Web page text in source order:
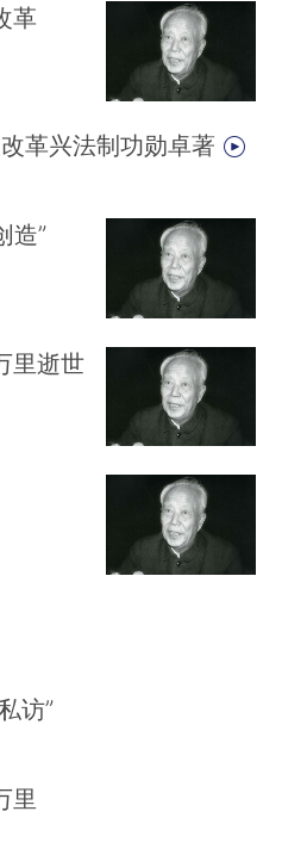
革
革兴法制功勋卓著
造”
里逝世
访”
里